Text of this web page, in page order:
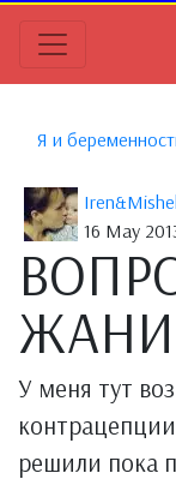
Я и
Iren&Mishel
16 May
У меня тут
решили пока